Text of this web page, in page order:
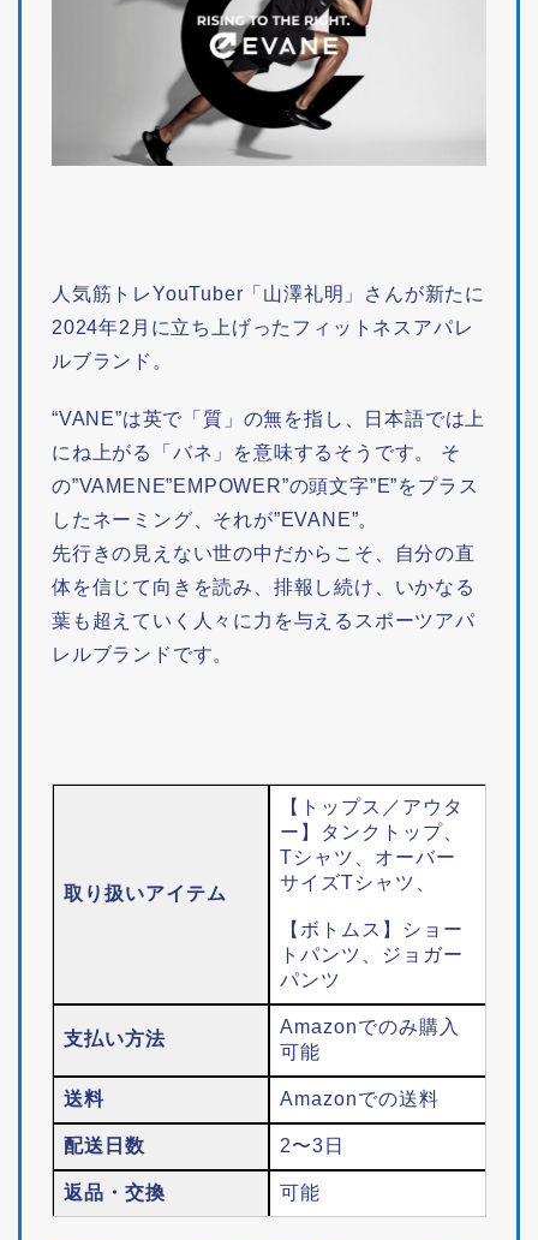
人気筋トレYouTuber「山澤礼明」さんが新たに
2024年2月に立ち上げったフィットネスアパレ
ルブランド。
“VANE”は英で「質」の無を指し、日本語では上
にね上がる「バネ」を意味するそうです。 そ
の”VAMENE”EMPOWER”の頭文字”E”をプラス
したネーミング、それが”EVANE”。
先行きの見えない世の中だからこそ、自分の直
体を信じて向きを読み、排報し続け、いかなる
葉も超えていく人々に力を与えるスポーツアパ
レルブランドです。
取り扱いアイテム
【トップス／アウタ
ー】タンクトップ、
Tシャツ、オーバー
サイズTシャツ、
【ボトムス】ショー
トパンツ、ジョガー
パンツ
支払い方法
Amazonでのみ購入
可能
送料 Amazonでの送料
配送日数 2〜3日
返品・交換 可能